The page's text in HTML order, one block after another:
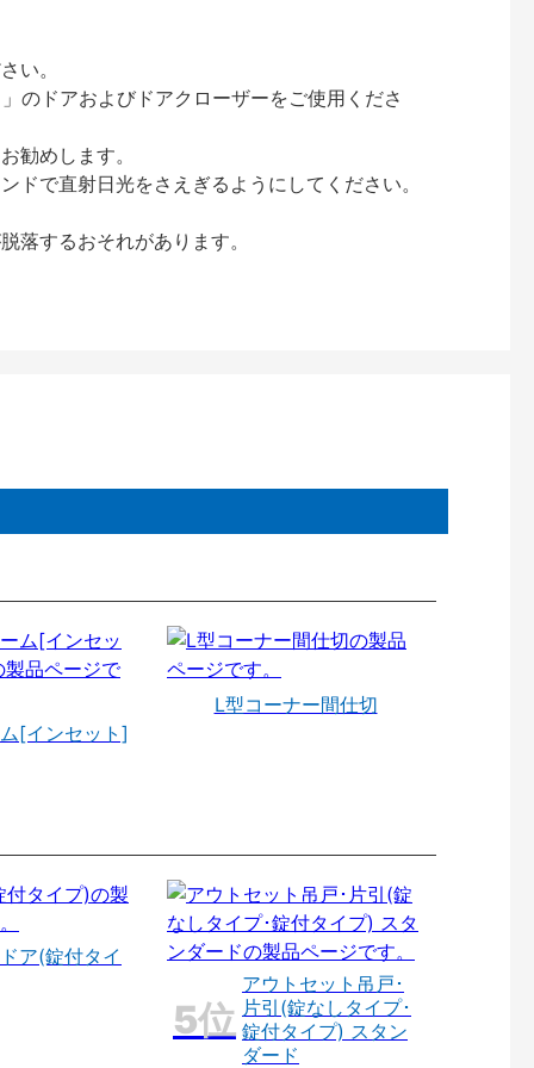
い。
のドアおよびドアクローザーをご使用くださ
勧めします。
で直射日光をさえぎるようにしてください。
するおそれがあります。
[インセット]
L型コーナー間仕切
ア(錠付タイ
アウトセット吊戸･
片引(錠なしタイプ･
錠付タイプ) スタン
ダード